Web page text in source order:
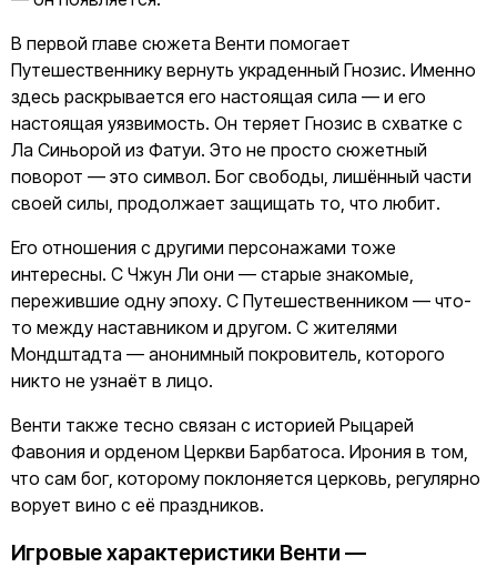
В первой главе сюжета Венти помогает
Путешественнику вернуть украденный Гнозис. Именно
здесь раскрывается его настоящая сила — и его
настоящая уязвимость. Он теряет Гнозис в схватке с
Ла Синьорой из Фатуи. Это не просто сюжетный
поворот — это символ. Бог свободы, лишённый части
своей силы, продолжает защищать то, что любит.
Его отношения с другими персонажами тоже
интересны. С Чжун Ли они — старые знакомые,
пережившие одну эпоху. С Путешественником — что-
то между наставником и другом. С жителями
Мондштадта — анонимный покровитель, которого
никто не узнаёт в лицо.
Венти также тесно связан с историей Рыцарей
Фавония и орденом Церкви Барбатоса. Ирония в том,
что сам бог, которому поклоняется церковь, регулярно
ворует вино с её праздников.
Игровые характеристики Венти —